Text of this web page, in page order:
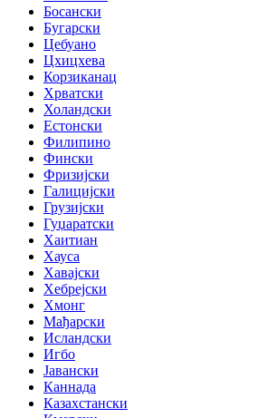
Босански
Бугарски
Цебуано
Цхицхева
Корзиканац
Хрватски
Холандски
Естонски
Филипино
Фински
Фризијски
Галицијски
Грузијски
Гуџаратски
Хаитиан
Хауса
Хавајски
Хебрејски
Хмонг
Мађарски
Исландски
Игбо
Јавански
Каннада
Казахстански